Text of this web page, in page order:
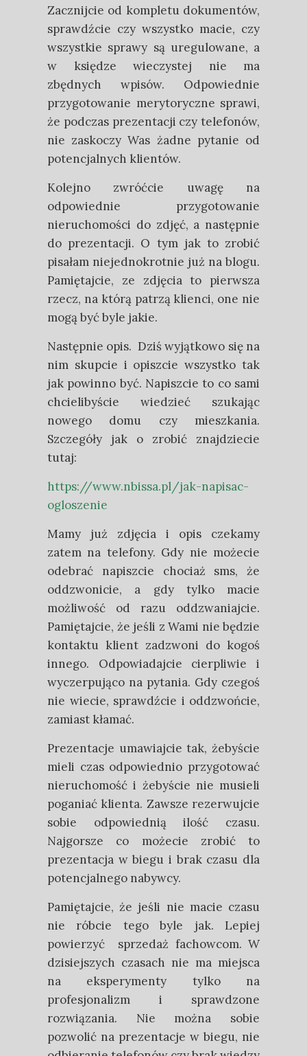
Zacznijcie od kompletu dokumentów,
sprawdźcie czy wszystko macie, czy
wszystkie sprawy są uregulowane, a
w księdze wieczystej nie ma
zbędnych wpisów. Odpowiednie
przygotowanie merytoryczne sprawi,
że podczas prezentacji czy telefonów,
nie zaskoczy Was żadne pytanie od
potencjalnych klientów.
Kolejno zwróćcie uwagę na
odpowiednie przygotowanie
nieruchomości do zdjęć, a następnie
do prezentacji. O tym jak to zrobić
pisałam niejednokrotnie już na blogu.
Pamiętajcie, ze zdjęcia to pierwsza
rzecz, na którą patrzą klienci, one nie
mogą być byle jakie.
Następnie opis. Dziś wyjątkowo się na
nim skupcie i opiszcie wszystko tak
jak powinno być. Napiszcie to co sami
chcielibyście wiedzieć szukając
nowego domu czy mieszkania.
Szczegóły jak o zrobić znajdziecie
tutaj:
https://www.nbissa.pl/jak-napisac-
ogloszenie
Mamy już zdjęcia i opis czekamy
zatem na telefony. Gdy nie możecie
odebrać napiszcie chociaż sms, że
oddzwonicie, a gdy tylko macie
możliwość od razu oddzwaniajcie.
Pamiętajcie, że jeśli z Wami nie będzie
kontaktu klient zadzwoni do kogoś
innego. Odpowiadajcie cierpliwie i
wyczerpująco na pytania. Gdy czegoś
nie wiecie, sprawdźcie i oddzwońcie,
zamiast kłamać.
Prezentacje umawiajcie tak, żebyście
mieli czas odpowiednio przygotować
nieruchomość i żebyście nie musieli
poganiać klienta. Zawsze rezerwujcie
sobie odpowiednią ilość czasu.
Najgorsze co możecie zrobić to
prezentacja w biegu i brak czasu dla
potencjalnego nabywcy.
Pamiętajcie, że jeśli nie macie czasu
nie róbcie tego byle jak. Lepiej
powierzyć sprzedaż fachowcom. W
dzisiejszych czasach nie ma miejsca
na eksperymenty tylko na
profesjonalizm i sprawdzone
rozwiązania. Nie można sobie
pozwolić na prezentacje w biegu, nie